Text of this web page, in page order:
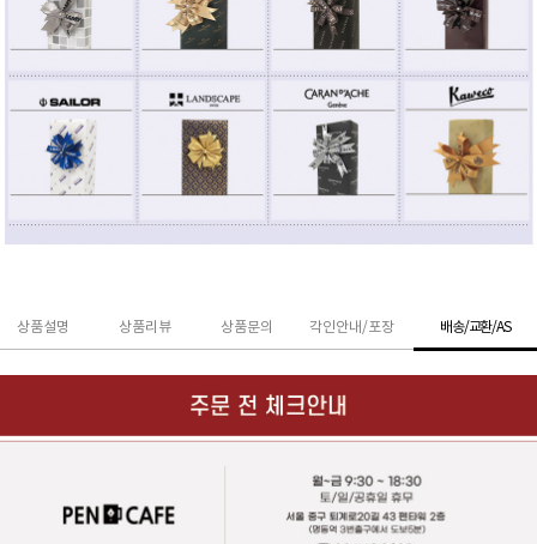
상품설명 상품리뷰 상품문의 각인안내/포장 배송/교환/AS